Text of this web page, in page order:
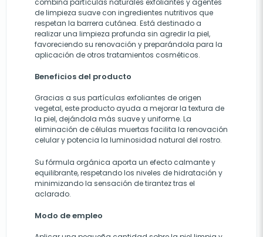
combina partículas naturales exfoliantes y agentes
de limpieza suave con ingredientes nutritivos que
respetan la barrera cutánea. Está destinado a
realizar una limpieza profunda sin agredir la piel,
favoreciendo su renovación y preparándola para la
aplicación de otros tratamientos cosméticos.
Beneficios del producto
Gracias a sus partículas exfoliantes de origen
vegetal, este producto ayuda a mejorar la textura de
la piel, dejándola más suave y uniforme. La
eliminación de células muertas facilita la renovación
celular y potencia la luminosidad natural del rostro.
Su fórmula orgánica aporta un efecto calmante y
equilibrante, respetando los niveles de hidratación y
minimizando la sensación de tirantez tras el
aclarado.
Modo de empleo